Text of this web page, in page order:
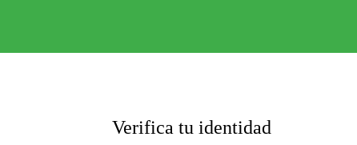
Verifica tu identidad